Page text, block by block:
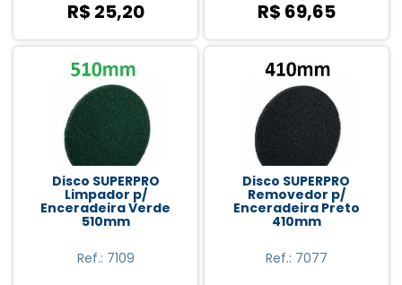
R$ 25,20 R$ 69,65
Disco SUPERPRO
Limpador p/
Enceradeira Verde
510mm
Ref.: 7109
Disco SUPERPRO
Removedor p/
Enceradeira Preto
410mm
Ref.: 7077